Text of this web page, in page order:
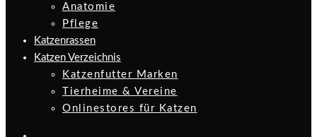
Anatomie
Pflege
Katzenrassen
Katzen Verzeichnis
Katzenfutter Marken
Tierheime & Vereine
Onlinestores für Katzen